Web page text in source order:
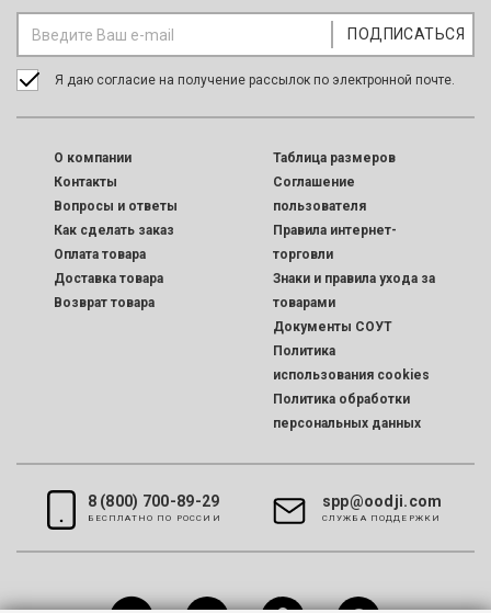
Я даю согласие на получение рассылок по электронной почте.
O компании
Контакты
Вопросы и ответы
Как сделать заказ
Оплата товара
Доставка товара
Возврат товара
Таблица размеров
Соглашение
пользователя
Правила интернет-
торговли
Знаки и правила ухода за
товарами
Документы СОУТ
Политика
использования cookies
Политика обработки
персональных данных
8 (800) 700-89-29
БЕСПЛАТНО ПО РОССИИ
spp@oodji.com
CЛУЖБА ПОДДЕРЖКИ